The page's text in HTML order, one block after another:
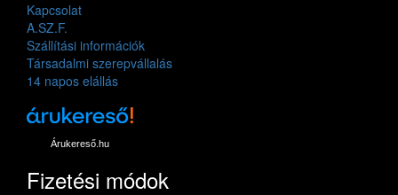
Kapcsolat
A.SZ.F.
Szállítási információk
Társadalmi szerepvállalás
14 napos elállás
Árukereső.hu
Fizetési módok